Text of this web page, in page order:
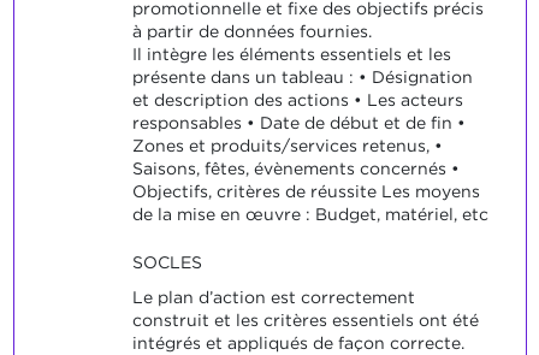
promotionnelle et fixe des objectifs précis
à partir de données fournies.
Il intègre les éléments essentiels et les
présente dans un tableau : • Désignation
et description des actions • Les acteurs
responsables • Date de début et de fin •
Zones et produits/services retenus, •
Saisons, fêtes, évènements concernés •
Objectifs, critères de réussite Les moyens
de la mise en œuvre : Budget, matériel, etc
SOCLES
Le plan d’action est correctement
construit et les critères essentiels ont été
intégrés et appliqués de façon correcte.